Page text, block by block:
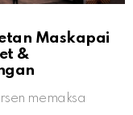
Maskapai
&
memaksa